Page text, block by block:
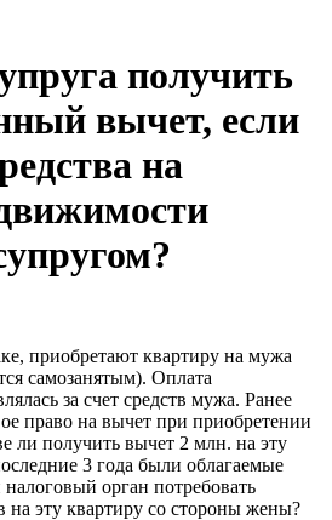
получить
вычет, если
на
приобретают квартиру на мужа
самозанятым). Оплата
за счет средств мужа. Ранее
право на вычет при приобретении
ли получить вычет 2 млн. на эту
3 года были облагаемые
орган потребовать
на эту квартиру со стороны жены?